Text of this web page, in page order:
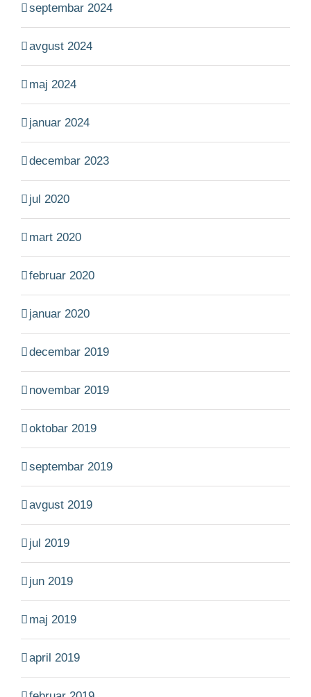
septembar 2024
avgust 2024
maj 2024
januar 2024
decembar 2023
jul 2020
mart 2020
februar 2020
januar 2020
decembar 2019
novembar 2019
oktobar 2019
septembar 2019
avgust 2019
jul 2019
jun 2019
maj 2019
april 2019